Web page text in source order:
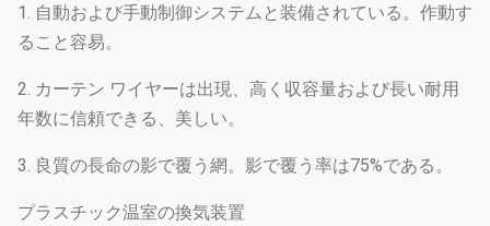
1. 自動および手動制御システムと装備されている。作動す
ること容易。
2. カーテン ワイヤーは出現、高く収容量および長い耐用
年数に信頼できる、美しい。
3. 良質の長命の影で覆う網。影で覆う率は75%である。
プラスチック温室の換気装置